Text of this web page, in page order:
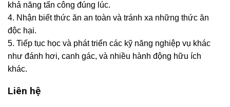
khả năng tấn công đúng lúc.
4. Nhận biết thức ăn an toàn và tránh xa những thức ăn
độc hại.
5. Tiếp tục học và phát triển các kỹ năng nghiệp vụ khác
như đánh hơi, canh gác, và nhiều hành động hữu ích
khác.
Liên hệ